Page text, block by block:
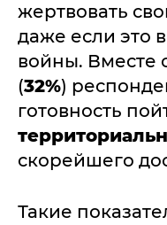
жертвовать
даже если это
войны. Вместе
(32%)
готовность
скорейшего
Такие